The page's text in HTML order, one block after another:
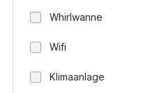
Whirlwanne
Wifi
Klimaanlage